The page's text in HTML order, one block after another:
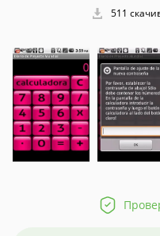
511